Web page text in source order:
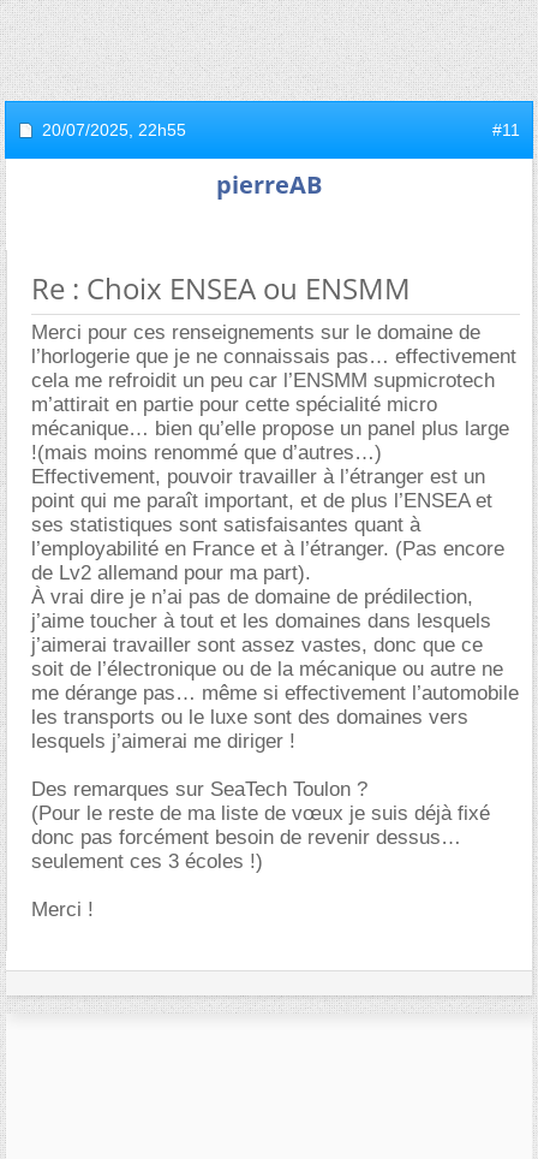
20/07/2025, 22h55 #11
pierreAB
Re : Choix ENSEA ou ENSMM
Merci pour ces renseignements sur le domaine de
l’horlogerie que je ne connaissais pas… effectivement
cela me refroidit un peu car l’ENSMM supmicrotech
m’attirait en partie pour cette spécialité micro
mécanique… bien qu’elle propose un panel plus large
!(mais moins renommé que d’autres…)
Effectivement, pouvoir travailler à l’étranger est un
point qui me paraît important, et de plus l’ENSEA et
ses statistiques sont satisfaisantes quant à
l’employabilité en France et à l’étranger. (Pas encore
de Lv2 allemand pour ma part).
À vrai dire je n’ai pas de domaine de prédilection,
j’aime toucher à tout et les domaines dans lesquels
j’aimerai travailler sont assez vastes, donc que ce
soit de l’électronique ou de la mécanique ou autre ne
me dérange pas… même si effectivement l’automobile
les transports ou le luxe sont des domaines vers
lesquels j’aimerai me diriger !
Des remarques sur SeaTech Toulon ?
(Pour le reste de ma liste de vœux je suis déjà fixé
donc pas forcément besoin de revenir dessus
seulement ces 3 écoles !)
Merci !